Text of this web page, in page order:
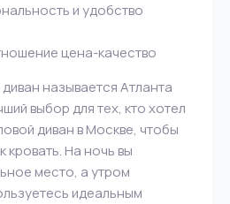
и удобство
цена-качество
называется Атланта
выбор для тех, кто хотел
диван в Москве, чтобы
кровать. На ночь вы
место, а утром
идеальным